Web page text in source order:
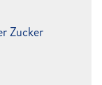
Zucker